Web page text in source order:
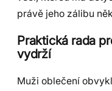
právě jeho zálibu
Praktická rada
vydrží
Muži oblečení